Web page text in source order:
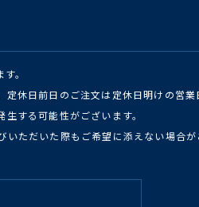
。
休日前日のご注文は定休日明けの営業
する可能性がございます。
ただいた際もご希望に添えない場合が